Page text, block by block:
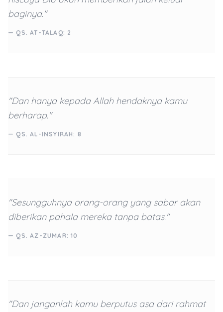
baginya."
— QS. AT-TALAQ: 2
"Dan hanya kepada Allah hendaknya kamu
berharap."
— QS. AL-INSYIRAH: 8
"Sesungguhnya orang-orang yang sabar akan
diberikan pahala mereka tanpa batas."
— QS. AZ-ZUMAR: 10
"Dan janganlah kamu berputus asa dari rahmat